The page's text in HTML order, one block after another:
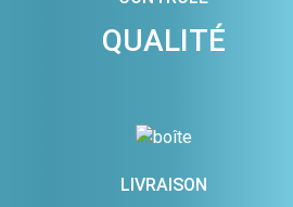
QUALITÉ
LIVRAISON